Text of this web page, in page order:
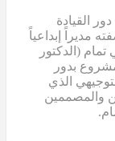
دور القيادة
مديراً إبداعياً
(الدكتور
بدور
الذي
والمصممين